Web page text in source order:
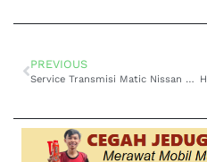
PREVIOUS
Service Transmisi Matic Nissan Terra Jakarta Super Responsif